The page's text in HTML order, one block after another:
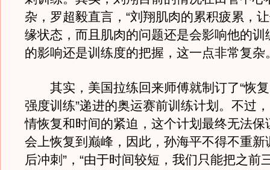
杂，罗超毅直言，“刘翔肌肉的累积疲累，
缘状态，而且肌肉的问题还是会影响他的训
的影响还是训练度的把握，这一点非常复杂
其实，美国拉练回来师傅就制订了“恢复
强度训练”递进的奥运赛前训练计划。不过
情恢复和时间的紧迫，这个计划最终无法保
会上恢复到巅峰，因此，孙海平不得不重新
后冲刺”，“由于时间较短，我们只能把之前